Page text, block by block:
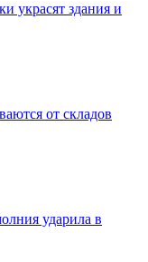
украсят здания и
от складов
ударила в